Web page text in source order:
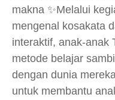
makna ✨Melalui
mengenal kosakata
interaktif, anak-anak
metode belajar
dengan dunia
untuk membantu